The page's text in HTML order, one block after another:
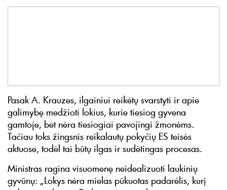
Pasak A. Krauzes, ilgainiui reikėtų svarstyti ir apie
galimybę medžioti lokius, kurie tiesiog gyvena
gamtoje, bet nėra tiesiogiai pavojingi žmonėms.
Tačiau toks žingsnis reikalautų pokyčių ES teisės
aktuose, todėl tai būtų ilgas ir sudėtingas procesas.
Ministras ragina visuomenę neidealizuoti laukinių
gyvūnų: „Lokys nėra mielas pūkuotas padarėlis, kurį